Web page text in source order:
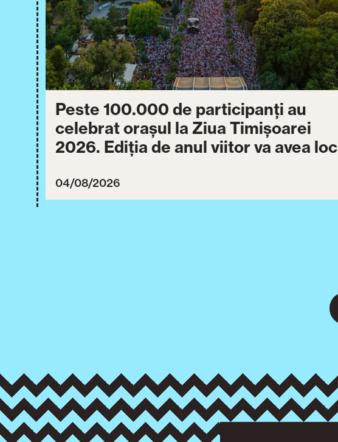
Peste 100.000 de participanți au
celebrat orașul la Ziua Timișoarei
2026. Ediția de anul viitor va avea loc
04/08/2026